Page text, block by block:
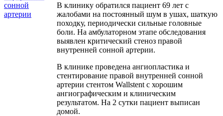
В клинику обратился пациент 69 лет с
жалобами на постоянный шум в ушах, шаткую
походку, периодически сильные головные
боли. На амбулаторном этапе обследования
выявлен критический стеноз правой
внутренней сонной артерии.
В клинике проведена ангиопластика и
стентирование правой внутренней сонной
артерии стентом Wallstent с хорошим
ангиографическим и клиническим
результатом. На 2 сутки пациент выписан
домой.